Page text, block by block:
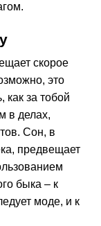
скорое
это
как за тобой
в делах,
Сон, в
предвещает
быка – к
моде, и к